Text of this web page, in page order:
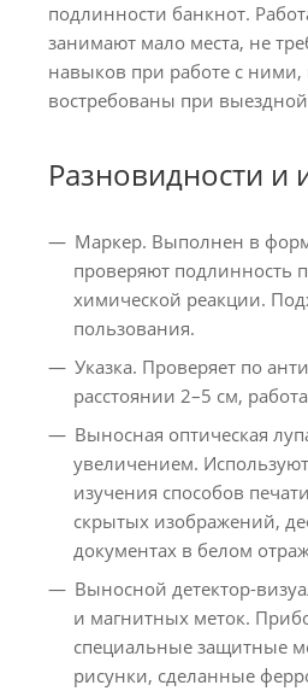
подлинности банкнот.
занимают мало места, не
навыков при работе с ними,
востребованы при выездной
Разновидности и
Маркер. Выполнен в
проверяют подлинность
химической реакции.
пользования.
Указка. Проверяет по
расстоянии 2–5 см,
Выносная оптическая
увеличением.
изучения способов
скрытых изображений,
документах в белом
Выносной детектор-
и магнитных меток.
специальные защитные
рисунки, сделанные